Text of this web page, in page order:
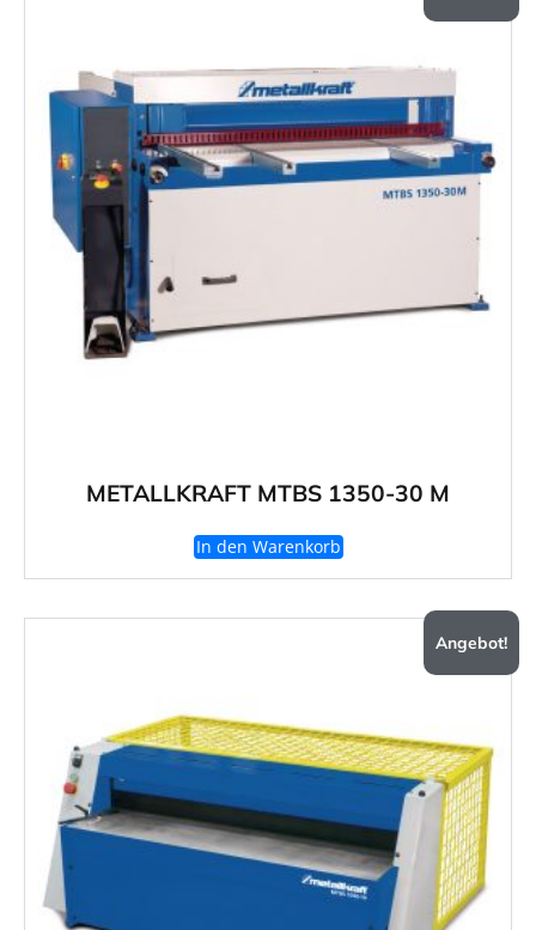
METALLKRAFT MTBS 1350-30 M
In den Warenkorb
Angebot!